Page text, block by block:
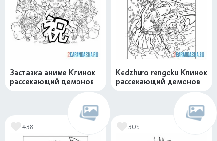
Заставка аниме Клинок
рассекающий демонов
Kedzhuro rengoku Клинок
рассекающий демонов
438 309